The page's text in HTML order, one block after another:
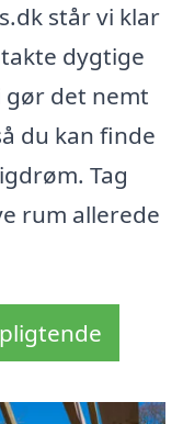
står vi klar
dygtige
gør det nemt
du kan finde
Tag
rum allerede